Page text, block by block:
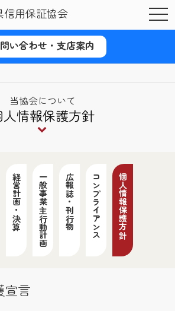
信用保証協会
い合わせ・支店案内
当協会について
人情報保護方針
経営計画・決算 一般事業主行動計画 広報誌・刊行物 コンプライアンス 個人情報保護方針
宣言